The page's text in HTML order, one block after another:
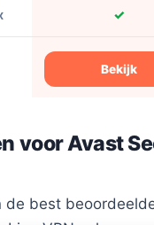
✓
Bekijk
voor Avast
de best